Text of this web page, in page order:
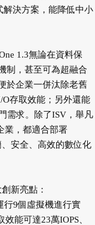
解決方案，能降低中小
1.3無論在資料保
制，甚至可為超融合
於企業一併汰除老舊
存取效能；另外還能
需求。除了ISV，舉凡
業，都適合部署
、安全、高效的數位化
新亮點：
行9個虛擬機進行實
能可達23萬IOPS、